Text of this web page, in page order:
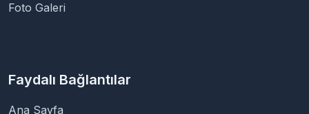
Foto Galeri
Faydalı Bağlantılar
Ana Sayfa